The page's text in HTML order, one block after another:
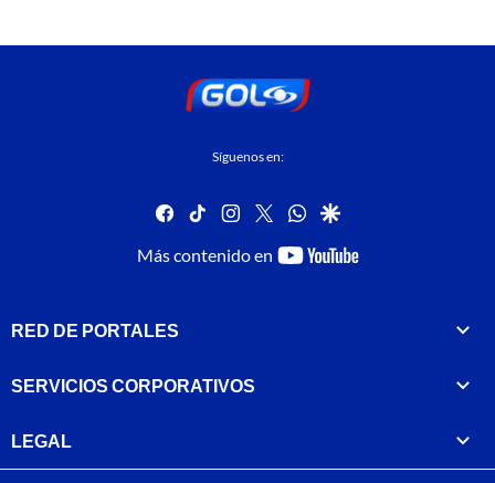
Síguenos en:
facebook
tiktok instagram
twitterwhatsapp
google
Más contenido en
youtube-
RED DE PORTALES
SERVICIOS CORPORATIVOS
LEGAL